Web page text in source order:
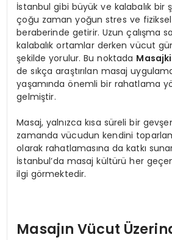
İstanbul gibi büyük ve kalabalık bir
çoğu zaman yoğun stres ve
beraberinde getirir. Uzun çalışma
kalabalık ortamlar derken vücut
şekilde yorulur. Bu noktada
de sıkça araştırılan masaj
yaşamında önemli bir rahatlama
gelmiştir.
Masaj, yalnızca kısa süreli bir
zamanda vücudun kendini
olarak rahatlamasına da katkı
İstanbul’da masaj kültürü her
ilgi görmektedir.
Masajın Vücut